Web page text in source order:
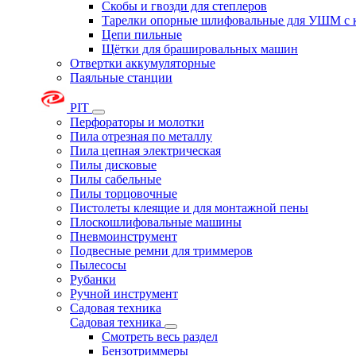
Скобы и гвозди для степлеров
Тарелки опорные шлифовальные для УШМ с
Цепи пильные
Щётки для брашировальных машин
Отвертки аккумуляторные
Паяльные станции
PIT
Перфораторы и молотки
Пила отрезная по металлу
Пила цепная электрическая
Пилы дисковые
Пилы сабельные
Пилы торцовочные
Пистолеты клеящие и для монтажной пены
Плоскошлифовальные машины
Пневмоинструмент
Подвесные ремни для триммеров
Пылесосы
Рубанки
Ручной инструмент
Садовая техника
Садовая техника
Смотреть весь раздел
Бензотриммеры